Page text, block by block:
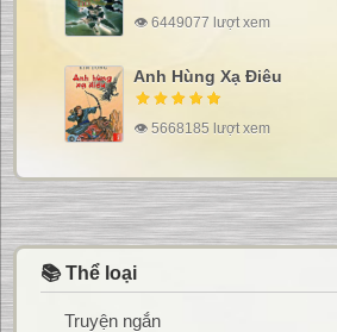
👁 6449077 lượt xem
Anh Hùng Xạ Điêu
👁 5668185 lượt xem
📚 Thể loại
Truyện ngắn